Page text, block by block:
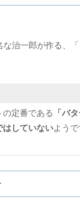
治一郎が作る、
定番である 「バ
はしていないようで